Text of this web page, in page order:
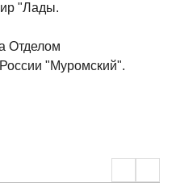
"Лады.
Отделом
"Муромский".